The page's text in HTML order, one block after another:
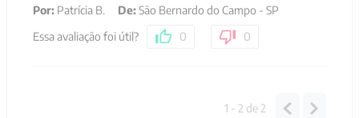
Por: Patrícia B. De:São Bernardo do Campo - SP
Essa avaliação foi útil?
0 0
1 - 2 de2